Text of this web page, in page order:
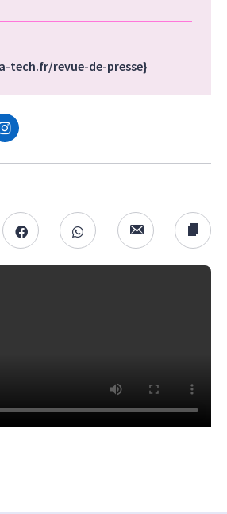
tech.fr/revue-de-presse}